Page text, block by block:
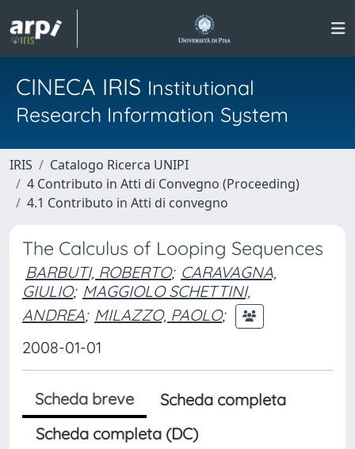
CINECA IRIS Institutional
Research Information System
IRIS
Catalogo Ricerca UNIPI
4 Contributo in Atti di Convegno (Proceeding)
4.1 Contributo in Atti di convegno
The Calculus of Looping Sequences
BARBUTI, ROBERTO; CARAVAGNA,
GIULIO; MAGGIOLO SCHETTINI,
ANDREA; MILAZZO, PAOLO;
2008-01-01
Scheda breve
Scheda completa
Scheda completa (DC)